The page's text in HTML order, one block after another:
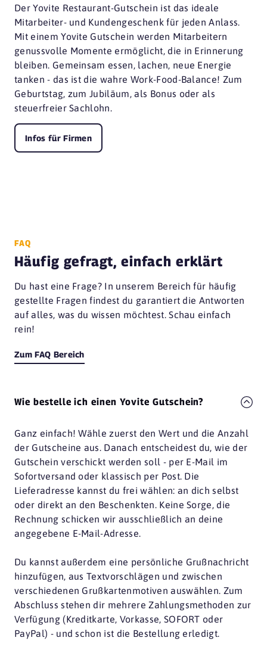
Der Yovite Restaurant-Gutschein ist das ideale
Mitarbeiter- und Kundengeschenk für jeden Anlass.
Mit einem Yovite Gutschein werden Mitarbeitern
genussvolle Momente ermöglicht, die in Erinnerung
bleiben. Gemeinsam essen, lachen, neue Energie
tanken - das ist die wahre Work-Food-Balance! Zum
Geburtstag, zum Jubiläum, als Bonus oder als
steuerfreier Sachlohn.
Infos für Firmen
FAQ
Häufig gefragt, einfach erklärt
Du hast eine Frage? In unserem Bereich für häufig
gestellte Fragen findest du garantiert die Antworten
auf alles, was du wissen möchtest. Schau einfach
rein!
Zum FAQ Bereich
Wie bestelle ich einen Yovite Gutschein?
Ganz einfach! Wähle zuerst den Wert und die Anzahl
der Gutscheine aus. Danach entscheidest du, wie der
Gutschein verschickt werden soll - per E-Mail im
Sofortversand oder klassisch per Post. Die
Lieferadresse kannst du frei wählen: an dich selbst
oder direkt an den Beschenkten. Keine Sorge, die
Rechnung schicken wir ausschließlich an deine
angegebene E-Mail-Adresse.
Du kannst außerdem eine persönliche Grußnachricht
hinzufügen, aus Textvorschlägen und zwischen
verschiedenen Grußkartenmotiven auswählen. Zum
Abschluss stehen dir mehrere Zahlungsmethoden zur
Verfügung (Kreditkarte, Vorkasse, SOFORT oder
PayPal) - und schon ist die Bestellung erledigt.